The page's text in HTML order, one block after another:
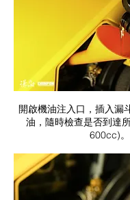
開啟機油注入口，插入漏
油，隨時檢查是否到達
600cc)。